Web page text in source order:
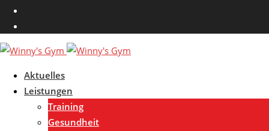
Aktuelles
Leistungen
Training
Gesundheit